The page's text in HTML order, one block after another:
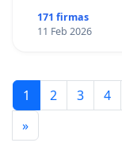
171 firmas
11 Feb 2026
1 2 3 4
»